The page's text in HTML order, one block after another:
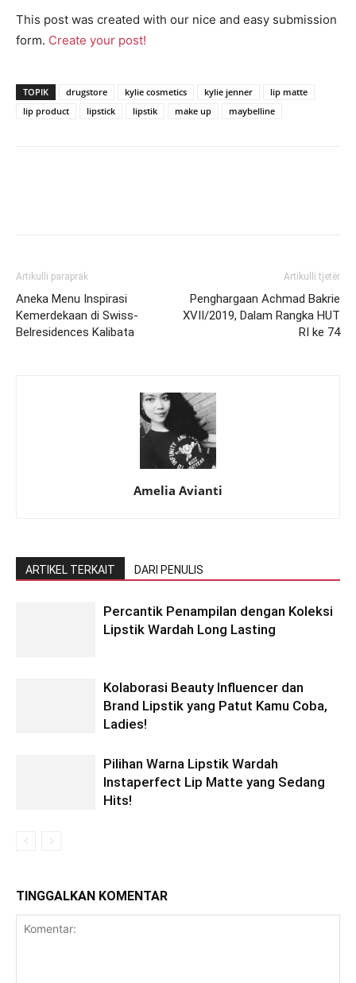
This post was created with our nice and easy submission
form. Create your post!
TOPIK drugstore kylie cosmetics kylie jenner
lip matte
lip product
lipstick lipstik make up maybelline
Artikulli paraprak
Aneka Menu Inspirasi
Kemerdekaan di Swiss-
Belresidences Kalibata
Artikulli tjetër
Penghargaan Achmad Bakrie
XVII/2019, Dalam Rangka HUT
RI ke 74
Amelia Avianti
ARTIKEL TERKAIT DARI PENULIS
Percantik Penampilan dengan Koleksi
Lipstik Wardah Long Lasting
Kolaborasi Beauty Influencer dan
Brand Lipstik yang Patut Kamu Coba,
Ladies!
Pilihan Warna Lipstik Wardah
Instaperfect Lip Matte yang Sedang
Hits!
TINGGALKAN KOMENTAR